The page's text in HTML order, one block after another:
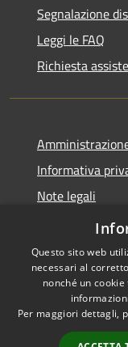
Segnalazione
Leggi le FAQ
Richiesta
Informativa
Note legali
Dichiarazione
Accessibilità
Questo sito web
necessari al
nonché un
Per maggiori dettagli,